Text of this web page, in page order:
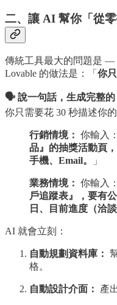
二、讓 AI 幫你「從
傳統工具最大的問題是 —
Lovable 的做法是：「 你
🗣️ 說一句話，生成完整的
你只需要花 30 秒描述你的
行銷情境： 你輸入
品』的抽獎活動頁
手機、Email。
」
業務情境： 你輸入
戶追蹤表』，要有
日、目前進度（洽
AI 就會立刻：
自動規劃資料庫：
格。
自動設計介面： 產